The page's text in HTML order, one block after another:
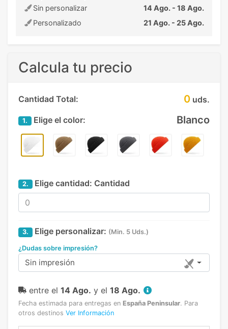
Sin personalizar
14 Ago. - 18 Ago.
Personalizado
21 Ago. - 25 Ago.
Calcula tu precio
Cantidad Total: 0 uds.
1. Elige el color: Blanco
2. Elige cantidad: Cantidad
3. Elige personalizar: (Min. 5 Uds.)
¿Dudas sobre impresión?
Sin impresión
entre el 14 Ago. y el 18 Ago.
Fecha estimada para entregas en España Peninsular. Para
otros destinos Ver Información